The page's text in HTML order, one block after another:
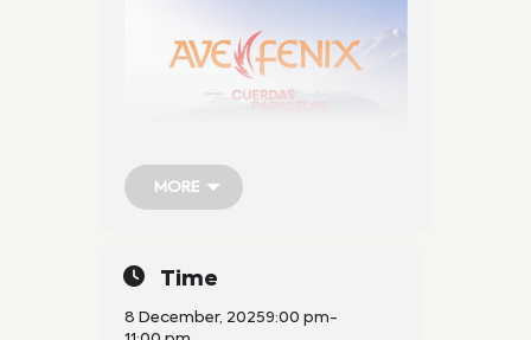
MORE
Time
8 December, 20259:00 pm-